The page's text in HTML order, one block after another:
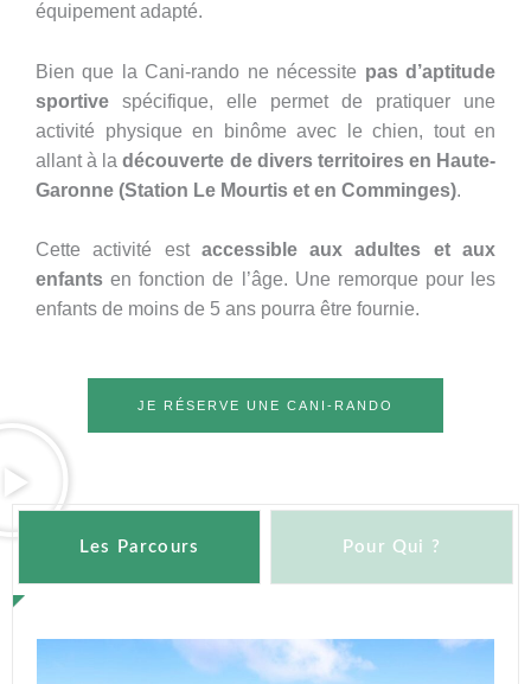
équipement adapté.
Bien que la Cani-rando ne nécessite pas d’aptitude
sportive spécifique, elle permet de pratiquer une
activité physique en binôme avec le chien, tout en
allant à ladécouverte de divers territoires en Haute-
Garonne (Station Le Mourtis et en Comminges).
Cette activité estaccessible aux adultes et aux
enfants en fonction de l’âge. Une remorque pour les
enfants de moins de 5 ans pourra être fournie.
JE RÉSERVE UNE CANI-RANDO
Les Parcours Pour Qui ?